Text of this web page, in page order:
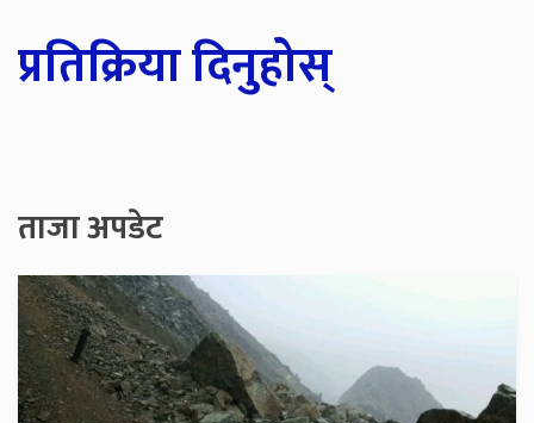
प्रतिक्रिया दिनुहोस्
ताजा अपडेट